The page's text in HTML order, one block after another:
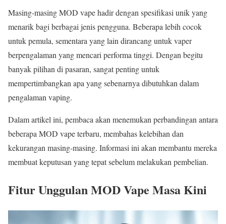
Masing-masing MOD vape hadir dengan spesifikasi unik yang
menarik bagi berbagai jenis pengguna. Beberapa lebih cocok
untuk pemula, sementara yang lain dirancang untuk vaper
berpengalaman yang mencari performa tinggi. Dengan begitu
banyak pilihan di pasaran, sangat penting untuk
mempertimbangkan apa yang sebenarnya dibutuhkan dalam
pengalaman vaping.
Dalam artikel ini, pembaca akan menemukan perbandingan antara
beberapa MOD vape terbaru, membahas kelebihan dan
kekurangan masing-masing. Informasi ini akan membantu mereka
membuat keputusan yang tepat sebelum melakukan pembelian.
Fitur Unggulan MOD Vape Masa Kini